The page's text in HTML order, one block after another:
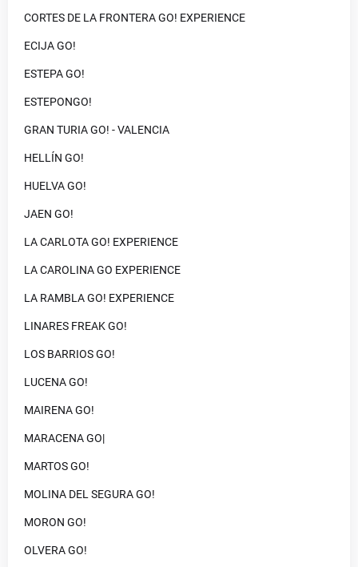
CORTES DE LA FRONTERA GO! EXPERIENCE
ECIJA GO!
ESTEPA GO!
ESTEPONGO!
GRAN TURIA GO! - VALENCIA
HELLÍN GO!
HUELVA GO!
JAEN GO!
LA CARLOTA GO! EXPERIENCE
LA CAROLINA GO EXPERIENCE
LA RAMBLA GO! EXPERIENCE
LINARES FREAK GO!
LOS BARRIOS GO!
LUCENA GO!
MAIRENA GO!
MARACENA GO|
MARTOS GO!
MOLINA DEL SEGURA GO!
MORON GO!
OLVERA GO!